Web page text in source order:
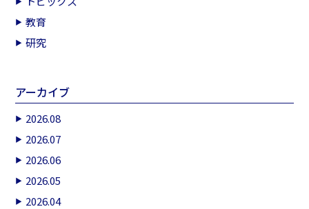
教育
研究
アーカイブ
2026.08
2026.07
2026.06
2026.05
2026.04